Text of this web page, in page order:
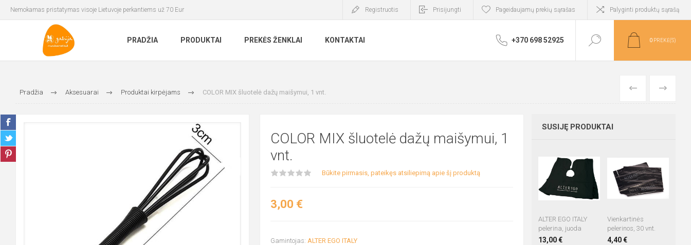
Nemokamas pristatymas visoje Lietuvoje perkantiems už 70 Eur Registruotis Prisijungti Pageidaujamų prekių sąrašas Palyginti produktų sąrašą
PRADŽIA PRODUKTAI PREKĖS ŽENKLAI KONTAKTAI +370 698 52925 0 PREKĖ(S)
Pradžia Aksesuarai Produktai kirpėjams COLOR MIX šluotelė dažų maišymui, 1 vnt. ANKSTESNIS
SEKANTIS
COLOR MIX šluotelė dažų maišymui, 1
vnt.
Būkite pirmasis, pateikęs atsiliepimą apie šį produktą
3,00 €
Gamintojas: ALTER EGO ITALY
SUSIJĘ PRODUKTAI
ALTER EGO ITALY
pelerina, juoda
13,00 €
Vienkartinės
pelerinos, 30 vnt.
4,40 €